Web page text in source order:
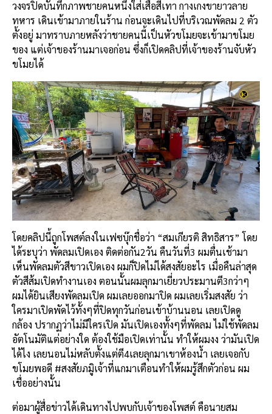
วงจรปิดบันทึกภาพชายคนหนึ่งใส่เสื้อสีเทา กางเกงขายาวลาย
ทหาร เดินเข้ามาภายในร้าน ก่อนจะเดินไปที่บริเวณพัดลม 2 ตัว
ตั้งอยู่ มาทราบภายหลังว่าชายคนนี้เป็นหัวขโมยจะเข้ามาขโมย
ของ แต่เจ้าของร้านมาเจอก่อน ซึ่งก็เปิดคลิปที่เจ้าของร้านจับหัว
ขโมยได้
โดยคลิปนี้ถูกโพสต์ลงในเฟซบุ๊กชื่อว่า “สมเกียรติ สิทธิสาร” โดย
ได้ระบุว่า พัดลมเปิดเอง ติดต่อกัน2วัน คืนวันที่3 ผมตื่นเช้ามา
เห็นพัดลมตัวสีขาวเปิดเอง ผมก็ปิดไม่ได้สงสัยอะไร เมื่อคืนล่าสุด
ตัวสีส้มเปิดทำงานเอง ตอนนั้นผมลุกมาเยี่ยวประมานตี3กว่าๆ
ผมได้ยินเสียงพัดลมเปิด ผมเลยออกมาปิด ผมเลยเริ่มสงสัย ว่า
ใครมาเปิดพัดไว้ทั้งๆที่ปิดทุกวันก่อนเข้าบ้านนอน เลยเปิดดู
กล้อง ปรากฏว่าไม่มีใครเปิด มันเปิดเองทั้งๆที่พัดลม ไม่ใช้พัดลม
อัตโนมัติแต่อย่างใด ต้องใช้มือเปิดเท่านั้น ทำให้ผมงง ว่ามันเปิด
ได้ไง เลยนอนไม่หลับตั้งแต่ตี4เลยลุกมาเขาห้องน้ำ เลยเจอกับ
ขโมยพอดี #สงสัยภมูิเจ้าที่แกมาเตือนทำให้ผมรู้สึกตัวก่อน ผม
เชื่ออย่างนั้น
ต่อมาผู้สื่อข่าวได้เดินทางไปพบกับเจ้าของโพสต์ คือนายสม